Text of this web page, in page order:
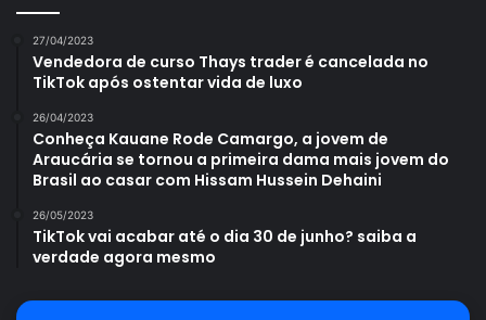
cerca de 90 a 120 dias após o seu plantio, o que pode
variar conforme as condições de cultivo. Assim, para
conduzir a colheita, oPortal Atualizei indica optar pela
nas mãos, pois a planta possui uma seiva que provoca
fitofotodermatose (mancha por exposição solar).
27/04/2023
Vendedora de curso Thays trader é cancelada no
TikTok após ostentar vida de luxo
26/04/2023
Conheça Kauane Rode Camargo, a jovem de
Araucária se tornou a primeira dama mais jovem do
Brasil ao casar com Hissam Hussein Dehaini
26/05/2023
TikTok vai acabar até o dia 30 de junho? saiba a
verdade agora mesmo